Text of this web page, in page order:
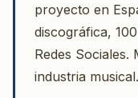
proyecto en
discográfica,
Redes
industria musical.